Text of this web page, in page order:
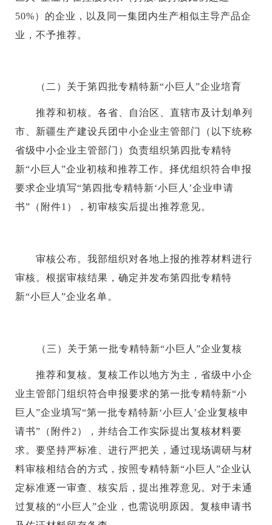
50%）的企业，以及同一集团内生产相似主导产品企
业，不予推荐。
（二）关于第四批专精特新“小巨人”企业培育
推荐和初核。各省、自治区、直辖市及计划单列
市、新疆生产建设兵团中小企业主管部门（以下统称
省级中小企业主管部门）负责组织第四批专精特
新“小巨人”企业初核和推荐工作。择优组织符合申报
要求企业填写“第四批专精特新‘小巨人’企业申请
书”（附件1），初审核实后提出推荐意见。
审核公布。我部组织对各地上报的推荐材料进行
审核。根据审核结果，确定并发布第四批专精特
新“小巨人”企业名单。
（三）关于第一批专精特新“小巨人”企业复核
推荐和复核。复核工作以地方为主，省级中小企
业主管部门组织符合申报要求的第一批专精特新“小
巨人”企业填写“第一批专精特新‘小巨人’企业复核申
请书”（附件2），并结合工作实际提出复核材料要
求。要坚持严标准、进行严把关，通过现场调研与材
料审核相结合的方式，按照专精特新“小巨人”企业认
定标准逐一审查、核实后，提出推荐意见。对于未通
过复核的“小巨人”企业，也需说明原因。复核申请书